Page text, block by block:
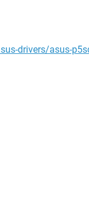
drivers/asus-